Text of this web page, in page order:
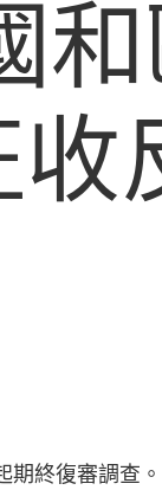
終復審調查。